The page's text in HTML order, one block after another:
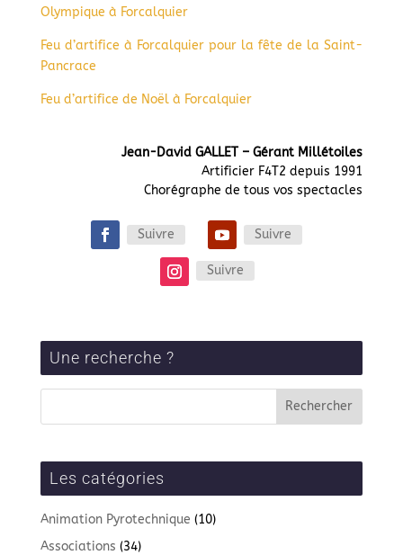
Olympique à Forcalquier
Feu d’artifice à Forcalquier pour la fête de la Saint-
Pancrace
Feu d’artifice de Noël à Forcalquier
Jean-David GALLET – Gérant Millétoiles
Artificier F4T2 depuis 1991
Chorégraphe de tous vos spectacles
Suivre Suivre
Suivre
Une recherche ?
Les catégories
Animation Pyrotechnique (10)
Associations (34)